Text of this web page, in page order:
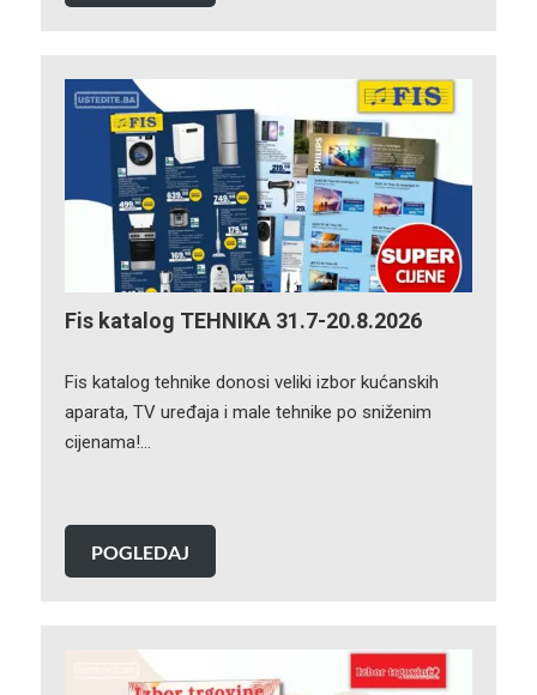
Fis katalog TEHNIKA 31.7-20.8.2026
Fis katalog tehnike donosi veliki izbor kućanskih
aparata, TV uređaja i male tehnike po sniženim
cijenama!…
POGLEDAJ